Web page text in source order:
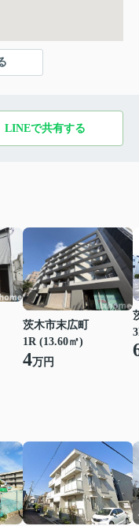
LINEで共有する
茨木市末広町
1R (13.60㎡)
4万円